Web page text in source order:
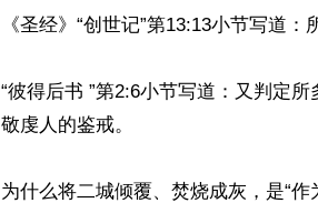
《圣经》“创世记”第13:13小节写道
“彼得后书 ”第2:6小节写道：又判定
敬虔人的鉴戒。
为什么将二城倾覆、焚烧成灰，是“作